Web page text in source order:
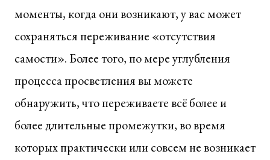
моменты, когда они возникают, у вас может
сохраняться переживание «отсутствия
самости». Более того, по мере углубления
процесса просветления вы можете
обнаружить, что переживаете всё более и
более длительные промежутки, во время
которых практически или совсем не возникает